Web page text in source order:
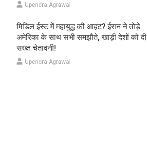
Upendra Agrawal
मिडिल ईस्ट में महायुद्ध की आहट? ईरान ने तोड़े
अमेरिका के साथ सभी समझौते, खाड़ी देशों को दी
सख्त चेतावनी!
Upendra Agrawal